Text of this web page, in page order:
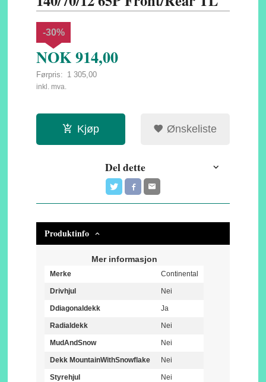
NOK914,00
Førpris: 1 305,00
Rabatt
-30%
inkl. mva.
Kjøp Ønskeliste
Del dette
Produktinfo
Mer informasjon
Merke Continental
Drivhjul Nei
Ddiagonaldekk Ja
Radialdekk Nei
MudAndSnow Nei
Dekk MountainWithSnowflake Nei
Styrehjul Nei